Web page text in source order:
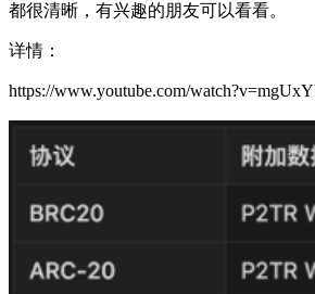
都很清晰，有兴趣的朋友可以看看。
详情：
https://www.youtube.com/